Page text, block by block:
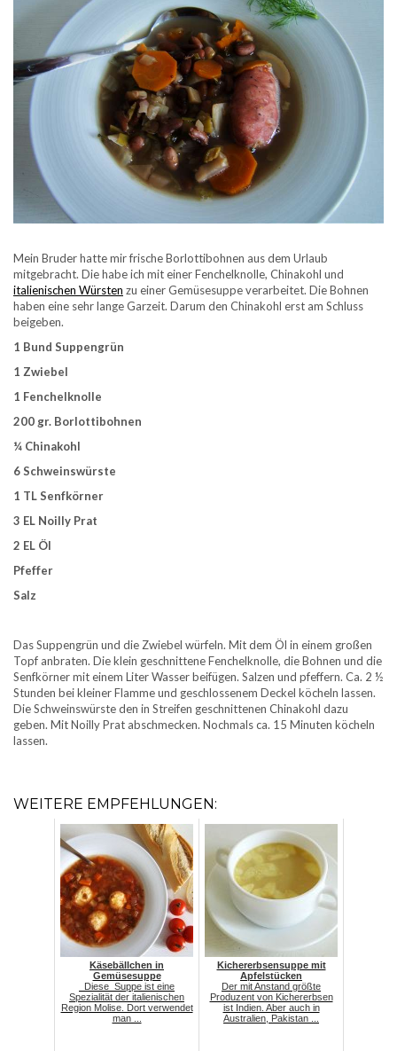
Mein Bruder hatte mir frische Borlottibohnen aus dem Urlaub
mitgebracht. Die habe ich mit einer Fenchelknolle, Chinakohl und
italienischen Würsten zu einer Gemüsesuppe verarbeitet. Die Bohnen
haben eine sehr lange Garzeit. Darum den Chinakohl erst am Schluss
beigeben.
1 Bund Suppengrün
1 Zwiebel
1 Fenchelknolle
200 gr. Borlottibohnen
¼ Chinakohl
6 Schweinswürste
1 TL Senfkörner
3 EL Noilly Prat
2 EL Öl
Pfeffer
Salz
Das Suppengrün und die Zwiebel würfeln. Mit dem Öl in einem großen
Topf anbraten. Die klein geschnittene Fenchelknolle, die Bohnen und die
Senfkörner mit einem Liter Wasser beifügen. Salzen und pfeffern. Ca. 2 ½
Stunden bei kleiner Flamme und geschlossenem Deckel köcheln lassen.
Die Schweinswürste den in Streifen geschnittenen Chinakohl dazu
geben. Mit Noilly Prat abschmecken. Nochmals ca. 15 Minuten köcheln
lassen.
WEITERE EMPFEHLUNGEN:
Käsebällchen in
Gemüsesuppe
Diese Suppe ist eine
Spezialität der italienischen
Region Molise. Dort verwendet
man ...
Kichererbsensuppe mit
Apfelstücken
Der mit Anstand größte
Produzent von Kichererbsen
ist Indien. Aber auch in
Australien, Pakistan ...